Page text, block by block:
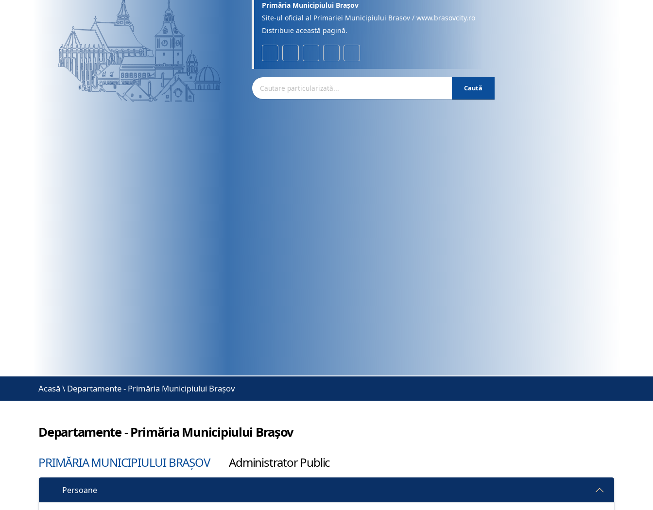
Primăria Municipiului Brașov
Site-ul oficial al Primariei Municipiului Brasov / www.brasovcity.ro
Distribuie această pagină.
Caută
Acasă \ Departamente - Primăria Municipiului Brașov
Departamente - Primăria Municipiului Brașov
PRIMĂRIA MUNICIPIULUI BRAȘOV Administrator Public
Persoane